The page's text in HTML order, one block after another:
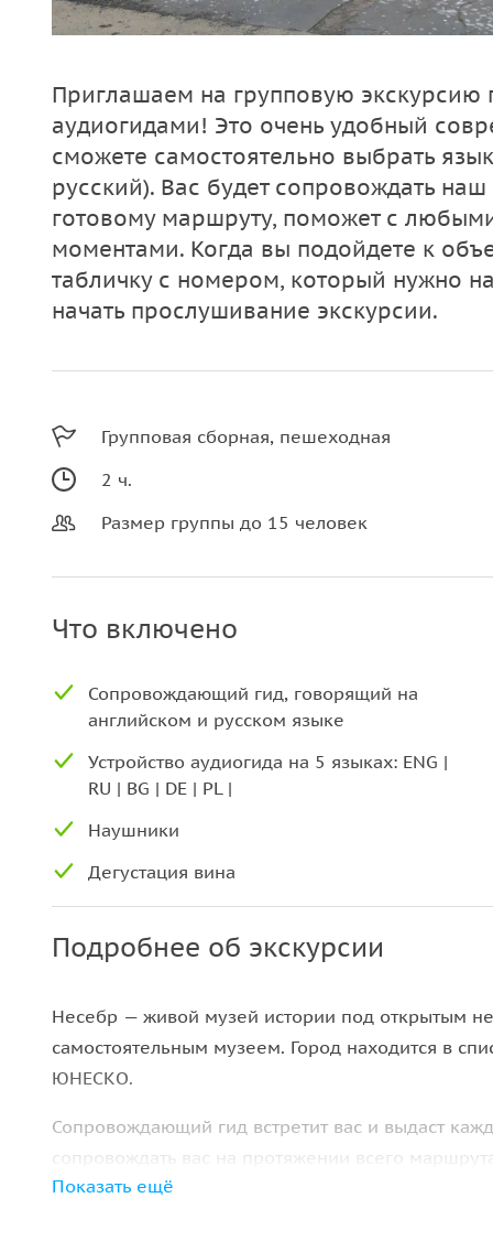
Приглашаем на групповую экскурсию
аудиогидами! Это очень удобный
сможете самостоятельно выбрать
русский). Вас будет сопровождать
готовому маршруту, поможет с
моментами. Когда вы подойдете к
табличку с номером, который нужно
начать прослушивание экскурсии.
Групповая сборная, пешеходная
2 ч.
Размер группы до 15 человек
Что включено
Сопровождающий гид, говорящий на
английском и русском языке
Устройство аудиогида на 5 языках: ENG |
RU | BG | DE | PL |
Наушники
Дегустация вина
Подробнее об экскурсии
Несебр — живой музей истории под открытым
самостоятельным музеем. Город находится в
ЮНЕСКО.
Сопровождающий гид встретит вас и выдаст
сопровождать вас на протяжении всего маршрута.
Когда вы подойдете к объекту осмотра,
Показать ещё